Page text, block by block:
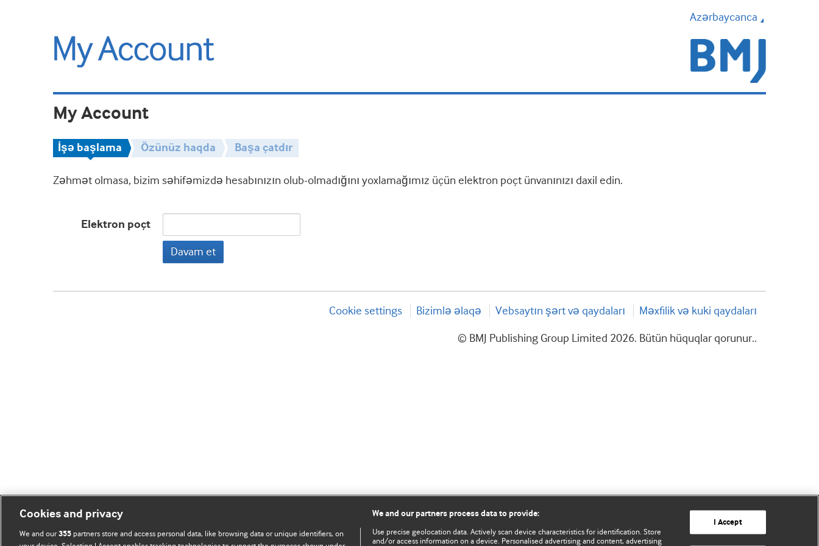
Azərbaycanca
My Account
İşə başlama Özünüz haqda Başa çatdır
Zəhmət olmasa, bizim səhifəmizdə hesabınızın olub-olmadığını yoxlamağımız üçün elektron poçt ünvanınızı daxil edin.
Elektron poçt
Davam et
Cookie settings Bizimlə əlaqə Vebsaytın şərt və qaydaları Məxfilik və kuki qaydaları
© BMJ Publishing Group Limited 2026. Bütün hüquqlar qorunur..
Cookies and privacy
We and our355 partners store and access personal data, like browsing data or unique identifiers, on
We and our partners process data to provide:
Use precise geolocation data. Actively scan device characteristics for identification. Store
and/or access information on a device. Personalised advertising and content, advertising
I Accept